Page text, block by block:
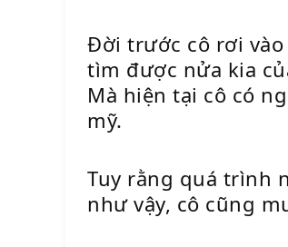
Đời trước cô rơi
tìm được nửa kia
Mà hiện tại cô có
mỹ.
Tuy rằng quá trình
như vậy, cô cũng